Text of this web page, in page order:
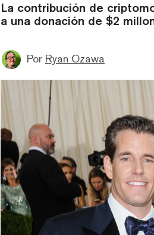
La contribución de
a una donación de $2
Por Ryan Ozawa